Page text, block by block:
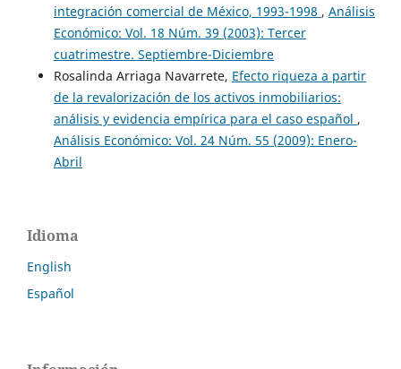
integración comercial de México, 1993-1998 , Análisis
Económico: Vol. 18 Núm. 39 (2003): Tercer
cuatrimestre. Septiembre-Diciembre
Rosalinda Arriaga Navarrete, Efecto riqueza a partir
de la revalorización de los activos inmobiliarios:
análisis y evidencia empírica para el caso español ,
Análisis Económico: Vol. 24 Núm. 55 (2009): Enero-
Abril
Idioma
English
Español